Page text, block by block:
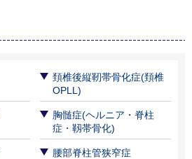
頚椎後縦靭帯骨化症(頚椎
OPLL)
胸髄症(ヘルニア・脊柱
症・靱帯骨化)
腰部脊柱管狭窄症